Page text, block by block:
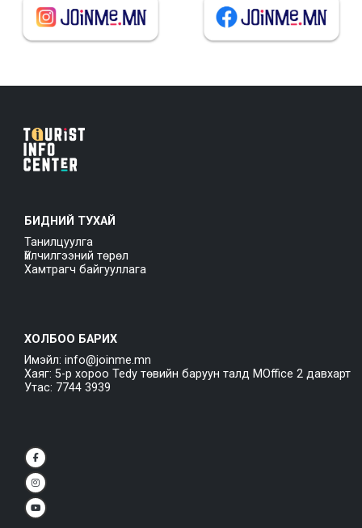
БИДНИЙ ТУХАЙ
Танилцуулга
Үйлчилгээний төрөл
Хамтрагч байгууллага
ХОЛБОО БАРИХ
Имэйл: info@joinme.mn
Хаяг: 5-р хороо Tedy төвийн баруун талд MOffice 2 давхарт
Утас: 7744 3939